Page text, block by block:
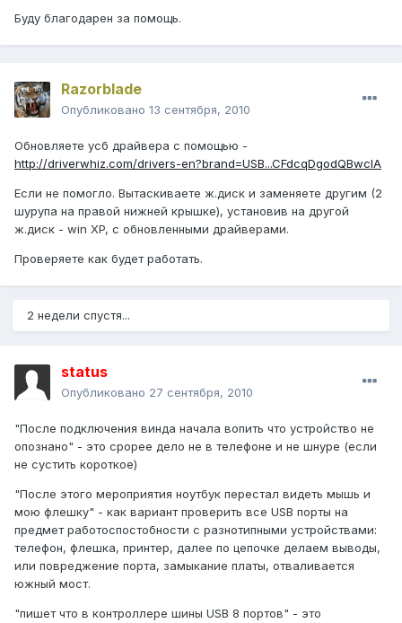
Буду благодарен за помощь.
Razorblade
Опубликовано 13 сентября, 2010
Обновляете усб драйвера с помощью -
http://driverwhiz.com/drivers-en?brand=USB...CFdcqDgodQBwcIA
Если не помогло. Вытаскиваете ж.диск и заменяете другим (2
шурупа на правой нижней крышке), установив на другой
ж.диск - win XP, с обновленными драйверами.
Проверяете как будет работать.
2 недели спустя...
status
Опубликовано 27 сентября, 2010
"После подключения винда начала вопить что устройство не
опознано" - это срорее дело не в телефоне и не шнуре (если
не сустить короткое)
"После этого мероприятия ноутбук перестал видеть мышь и
мою флешку" - как вариант проверить все USB порты на
предмет работоспостобности с разнотипными устройствами:
телефон, флешка, принтер, далее по цепочке делаем выводы,
или повреджение порта, замыкание платы, отваливается
южный мост.
"пишет что в контроллере шины USB 8 портов" - это